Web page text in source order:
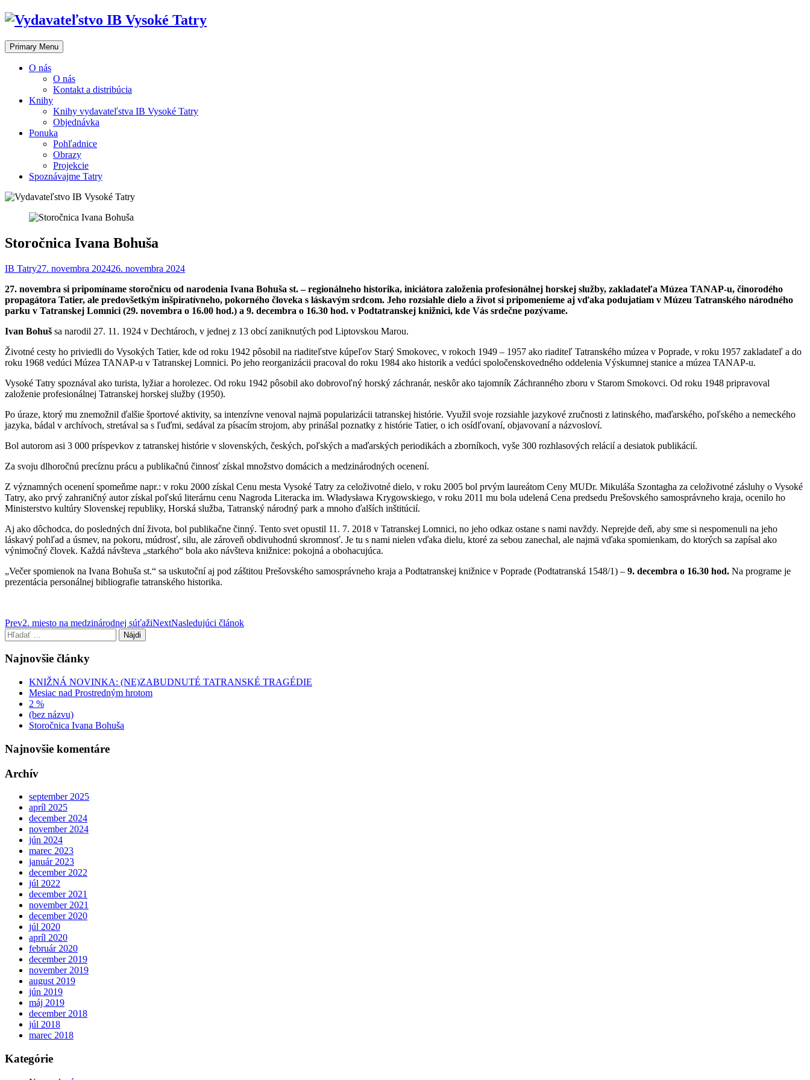
Skip
content
Primary Menu
O nás
O nás
Kontakt a distribúcia
Knihy
Knihy vydavateľstva IB Vysoké Tatry
Objednávka
Ponuka
Pohľadnice
Obrazy
Projekcie
Spoznávajme Tatry
Storočnica Ivana Bohuša
IB Tatry27. novembra 202426. novembra 2024
27. novembra si pripomíname storočnicu od narodenia Ivana Bohuša st. – regionálneho historika, iniciátora založenia profesionálnej horskej služby, zakladateľa Múzea TANAP-u, činorodého
propagátora Tatier, ale predovšetkým inšpiratívneho, pokorného človeka s láskavým srdcom. Jeho rozsiahle dielo a život si pripomenieme aj vďaka podujatiam v Múzeu Tatranského národného
parku v Tatranskej Lomnici (29. novembra o 16.00 hod.) a 9. decembra o 16.30 hod. v Podtatranskej knižnici, kde Vás srdečne pozývame.
Ivan Bohuš sa narodil 27. 11. 1924 v Dechtároch, v jednej z 13 obcí zaniknutých pod Liptovskou Marou.
Životné cesty ho priviedli do Vysokých Tatier, kde od roku 1942 pôsobil na riaditeľstve kúpeľov Starý Smokovec, v rokoch 1949 – 1957 ako riaditeľ Tatranského múzea v Poprade, v roku 1957 zakladateľ a do
roku 1968 vedúci Múzea TANAP-u v Tatranskej Lomnici. Po jeho reorganizácii pracoval do roku 1984 ako historik a vedúci spoločenskovedného oddelenia Výskumnej stanice a múzea TANAP-u.
Vysoké Tatry spoznával ako turista, lyžiar a horolezec. Od roku 1942 pôsobil ako dobrovoľný horský záchranár, neskôr ako tajomník Záchranného zboru v Starom Smokovci. Od roku 1948 pripravoval
založenie profesionálnej Tatranskej horskej služby (1950).
Po úraze, ktorý mu znemožnil ďalšie športové aktivity, sa intenzívne venoval najmä popularizácii tatranskej histórie. Využil svoje rozsiahle jazykové zručnosti z latinského, maďarského, poľského a nemeckého
jazyka, bádal v archívoch, stretával sa s ľuďmi, sedával za písacím strojom, aby prinášal poznatky z histórie Tatier, o ich osídľovaní, objavovaní a názvosloví.
Bol autorom asi 3 000 príspevkov z tatranskej histórie v slovenských, českých, poľských a maďarských periodikách a zborníkoch, vyše 300 rozhlasových relácií a desiatok publikácií.
Za svoju dlhoročnú precíznu prácu a publikačnú činnosť získal množstvo domácich a medzinárodných ocenení.
Z významných ocenení spomeňme napr.: v roku 2000 získal Cenu mesta Vysoké Tatry za celoživotné dielo, v roku 2005 bol prvým laureátom Ceny MUDr. Mikuláša Szontagha za celoživotné zásluhy o Vysoké
Tatry, ako prvý zahraničný autor získal poľskú literárnu cenu Nagroda Literacka im. Władysława Krygowskiego, v roku 2011 mu bola udelená Cena predsedu Prešovského samosprávneho kraja, ocenilo ho
Ministerstvo kultúry Slovenskej republiky, Horská služba, Tatranský národný park a mnoho ďalších inštitúcií.
Aj ako dôchodca, do posledných dní života, bol publikačne činný. Tento svet opustil 11. 7. 2018 v Tatranskej Lomnici, no jeho odkaz ostane s nami navždy. Neprejde deň, aby sme si nespomenuli na jeho
láskavý pohľad a úsmev, na pokoru, múdrosť, silu, ale zároveň obdivuhodnú skromnosť. Je tu s nami nielen vďaka dielu, ktoré za sebou zanechal, ale najmä vďaka spomienkam, do ktorých sa zapísal ako
výnimočný človek. Každá návšteva „starkého“ bola ako návšteva knižnice: pokojná a obohacujúca.
„Večer spomienok na Ivana Bohuša st.“ sa uskutoční aj pod záštitou Prešovského samosprávneho kraja a Podtatranskej knižnice v Poprade (Podtatranská 1548/1) – 9. decembra o 16.30 hod. Na programe je
prezentácia personálnej bibliografie tatranského historika.
Post
navigation
Prev2. miesto na medzinárodnej súťažiNextNasledujúci článok
Hľadať:
Najnovšie články
KNIŽNÁ NOVINKA: (NE)ZABUDNUTÉ TATRANSKÉ TRAGÉDIE
Mesiac nad Prostredným hrotom
2 %
(bez názvu)
Storočnica Ivana Bohuša
Najnovšie komentáre
Archív
september 2025
apríl 2025
december 2024
november 2024
jún 2024
marec 2023
január 2023
december 2022
júl 2022
december 2021
november 2021
december 2020
júl 2020
apríl 2020
február 2020
december 2019
november 2019
august 2019
jún 2019
máj 2019
december 2018
júl 2018
marec 2018
Kategórie